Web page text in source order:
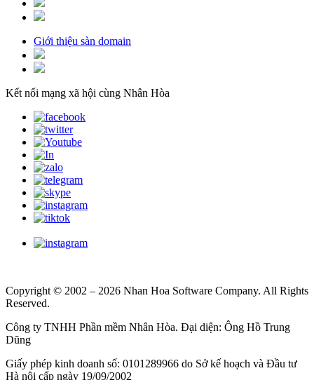
Giới thiệu sàn domain
Kết nối mạng xã hội cùng Nhân Hòa
Copyright © 2002 – 2026 Nhan Hoa Software Company. All Rights
Reserved.
Công ty TNHH Phần mềm Nhân Hòa. Đại diện: Ông Hồ Trung
Dũng
Giấy phép kinh doanh số: 0101289966 do Sở kế hoạch và Đầu tư
Hà nội cấp ngày 19/09/2002